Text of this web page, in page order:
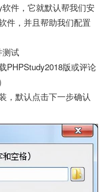
件，它就默认帮我们安
件，并且帮助我们配置
测试
PHPStudy2018版或评论
，默认点击下一步确认